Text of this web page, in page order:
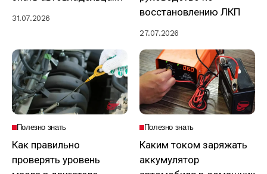
31.07.2026
восстановлению ЛКП
27.07.2026
Полезно знать
Как правильно
проверять уровень
Полезно знать
Каким током заряжать
аккумулятор